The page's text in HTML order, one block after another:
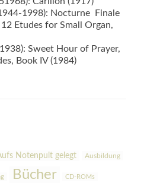
1998): Nocturne  Finale 
Etudes for Small Organ,
Sweet Hour of Prayer,
Book IV (1984)
Notenpult gelegt Ausbildung
Bücher CD-ROMs